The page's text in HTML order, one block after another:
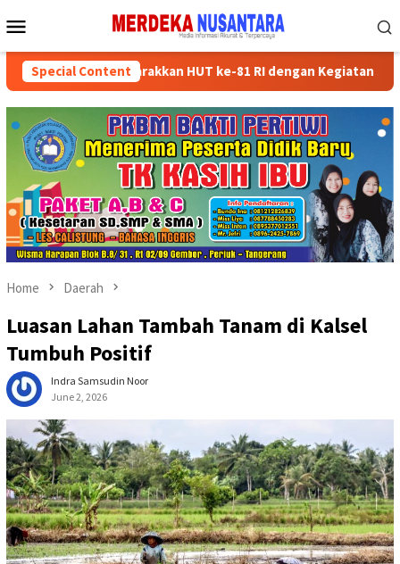
to
Menu
Special Content
Partai Semarakkan HUT ke-81 RI dengan Kegiatan Sosial
Home Daerah
Luasan Lahan Tambah Tanam di Kalsel
Tumbuh Positif
Indra Samsudin Noor
June 2, 2026